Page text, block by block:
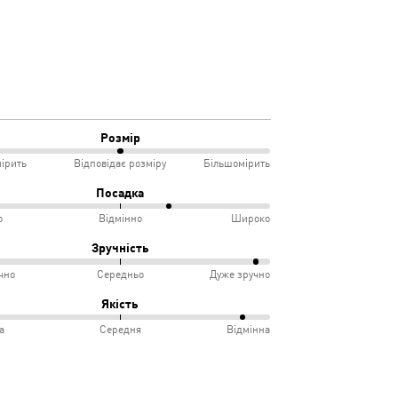
Розмір
Відповідає розміру Більшомірить
Посадка
Відмінно Широко
Зручність
Середньо Дуже зручно
Якість
Середня Відмінна